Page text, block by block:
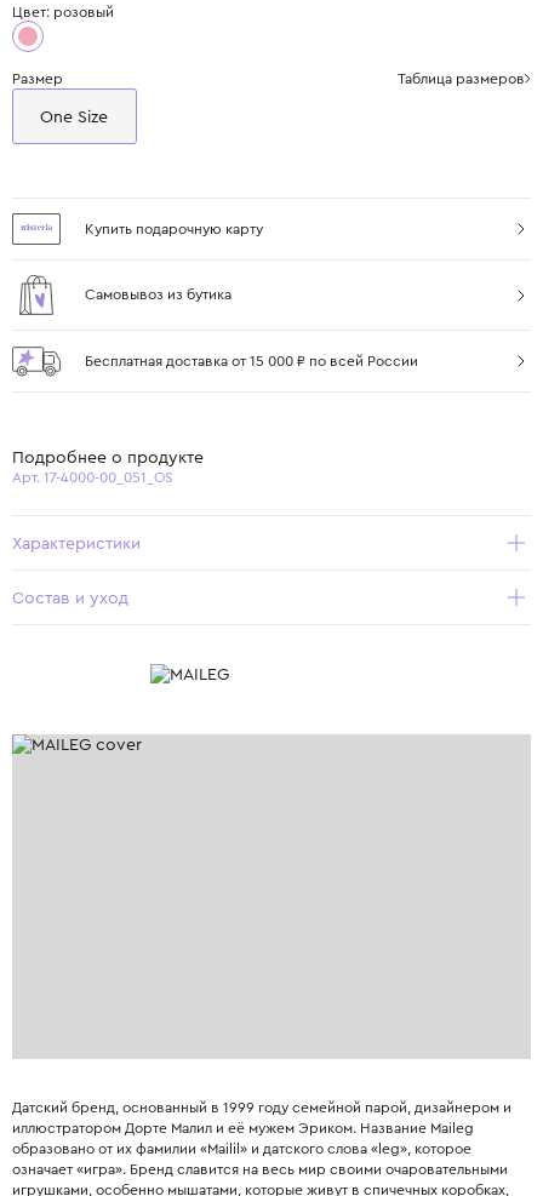
Цвет: розовый
Размер Таблица размеров
One Size
Купить подарочную карту
Самовывоз из бутика
Бесплатная доставка от 15 000 ₽ по всей России
Подробнее о продукте
Арт. 17-4000-00_051_OS
Характеристики
Состав и уход
Датский бренд, основанный в 1999 году семейной парой, дизайнером и
иллюстратором Дорте Малил и её мужем Эриком. Название Maileg
образовано от их фамилии «Mailil» и датского слова «leg», которое
означает «игра». Бренд славится на весь мир своими очаровательными
игрушками, особенно мышатами, которые живут в спичечных коробках,